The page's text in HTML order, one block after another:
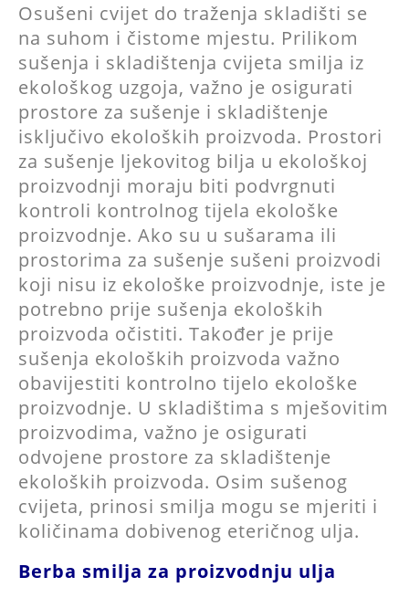
Osušeni cvijet do traženja skladišti se
na suhom i čistome mjestu. Prilikom
sušenja i skladištenja cvijeta smilja iz
ekološkog uzgoja, važno je osigurati
prostore za sušenje i skladištenje
isključivo ekoloških proizvoda. Prostori
za sušenje ljekovitog bilja u ekološkoj
proizvodnji moraju biti podvrgnuti
kontroli kontrolnog tijela ekološke
proizvodnje. Ako su u sušarama ili
prostorima za sušenje sušeni proizvodi
koji nisu iz ekološke proizvodnje, iste je
potrebno prije sušenja ekoloških
proizvoda očistiti. Također je prije
sušenja ekoloških proizvoda važno
obavijestiti kontrolno tijelo ekološke
proizvodnje. U skladištima s mješovitim
proizvodima, važno je osigurati
odvojene prostore za skladištenje
ekoloških proizvoda. Osim sušenog
cvijeta, prinosi smilja mogu se mjeriti i
količinama dobivenog eteričnog ulja.
Berba smilja za proizvodnju ulja